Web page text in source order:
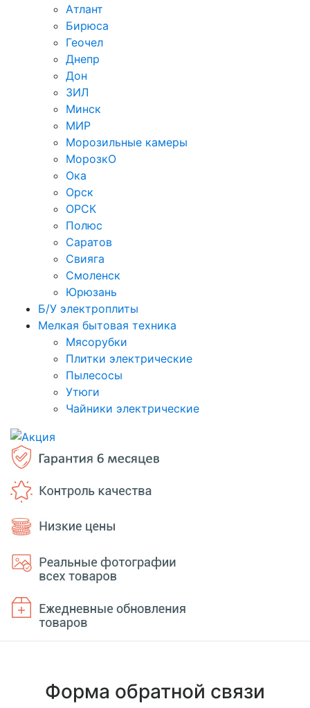
Атлант
Бирюса
Геочел
Днепр
Дон
ЗИЛ
Минск
МИР
Морозильные камеры
МорозкО
Ока
Орск
ОРСК
Полюс
Саратов
Свияга
Смоленск
Юрюзань
Б/У электроплиты
Мелкая бытовая техника
Мясорубки
Плитки электрические
Пылесосы
Утюги
Чайники электрические
Форма обратной связи